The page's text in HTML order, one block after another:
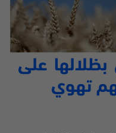
بظلالها على
تهوي